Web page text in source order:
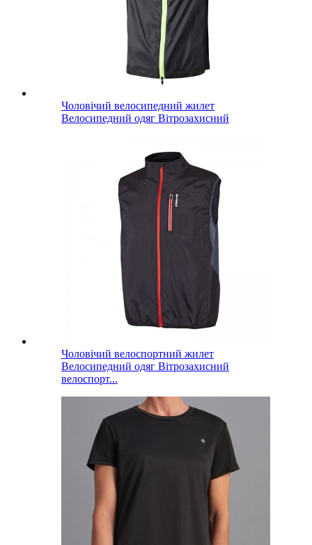
Чоловічий велосипедний жилет
Велосипедний одяг Вітрозахисний
Чоловічий велоспортний жилет
Велосипедний одяг Вітрозахисний
велоспорт...